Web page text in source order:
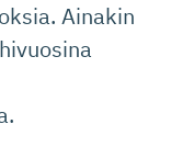
Ainakin